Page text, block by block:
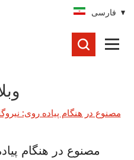
فارسی
مصنوع در هنگام پیاده روی:
مصنوع در هنگام